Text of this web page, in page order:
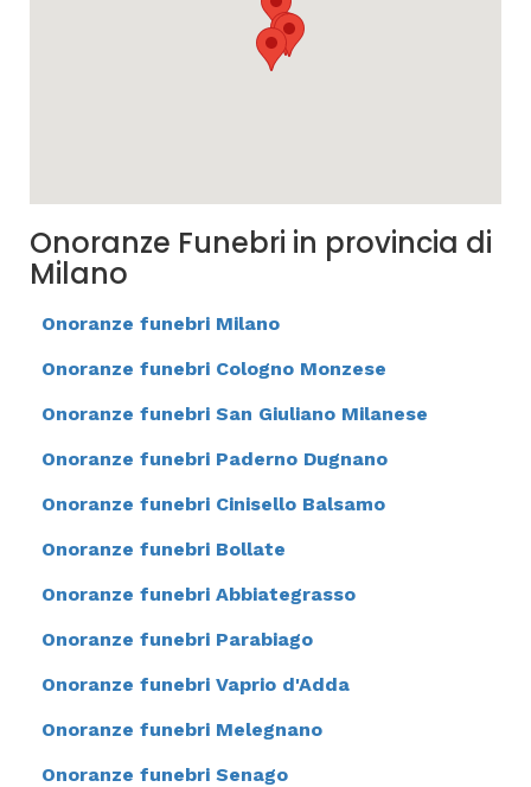
Onoranze Funebri in provincia di
Milano
Onoranze funebri Milano
Onoranze funebri Cologno Monzese
Onoranze funebri San Giuliano Milanese
Onoranze funebri Paderno Dugnano
Onoranze funebri Cinisello Balsamo
Onoranze funebri Bollate
Onoranze funebri Abbiategrasso
Onoranze funebri Parabiago
Onoranze funebri Vaprio d'Adda
Onoranze funebri Melegnano
Onoranze funebri Senago